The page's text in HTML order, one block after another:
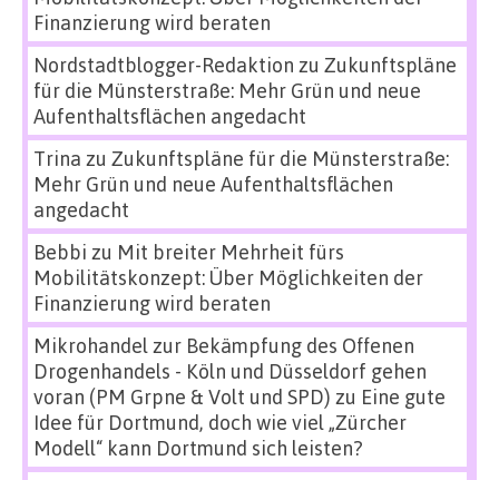
Finanzierung wird beraten
Nordstadtblogger-Redaktion zu Zukunftspläne
für die Münsterstraße: Mehr Grün und neue
Aufenthaltsflächen angedacht
Trina zu Zukunftspläne für die Münsterstraße:
Mehr Grün und neue Aufenthaltsflächen
angedacht
Bebbi zu Mit breiter Mehrheit fürs
Mobilitätskonzept: Über Möglichkeiten der
Finanzierung wird beraten
Mikrohandel zur Bekämpfung des Offenen
Drogenhandels - Köln und Düsseldorf gehen
voran (PM Grpne & Volt und SPD) zu Eine gute
Idee für Dortmund, doch wie viel „Zürcher
Modell“ kann Dortmund sich leisten?